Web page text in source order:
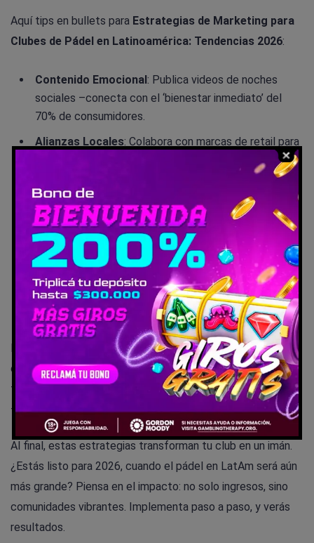
Aquí tips en bullets para Estrategias de Marketing para
Clubes de Pádel en Latinoamérica: Tendencias 2026:
Contenido Emocional: Publica videos de noches
sociales –conecta con el ‘bienestar inmediato’ del
70% de consumidores.
Alianzas Locales: Colabora con marcas de retail para
IA Personalizada
optimiza 40% de campañas y reduce CAC por debajo
de 50€/socio.
Eventos Híbridos
: Mezcla online (lives en TikTok)
con offline (torneos fans) para retención 80%.
Análisis Constante: Monitorea 80% discovery vía
redes; ajusta para ROI 20-30%.
Errores comunes: no responder en redes (pierdes
engagement), ignorar datos (sobreestimas demanda), o
faltar omnicanal. Evita saturación midiendo ocupación real
–con 50 clubes nuevos semanales, la visibilidad es todo.
Al final, estas estrategias transforman tu club en un imán.
¿Estás listo para 2026, cuando el pádel en LatAm será aún
más grande? Piensa en el impacto: no solo ingresos, sino
comunidades vibrantes. Implementa paso a paso, y verás
resultados.